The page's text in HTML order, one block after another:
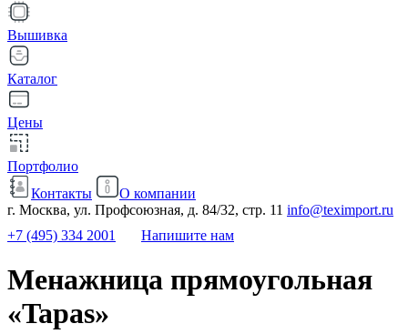
Вышивка
Каталог
Цены
Портфолио
Контакты
О компании
г. Москва, ул. Профсоюзная, д. 84/32, стр. 11 info@teximport.ru
+7 (495) 334 2001
Напишите нам
Менажница прямоугольная
«Tapas»